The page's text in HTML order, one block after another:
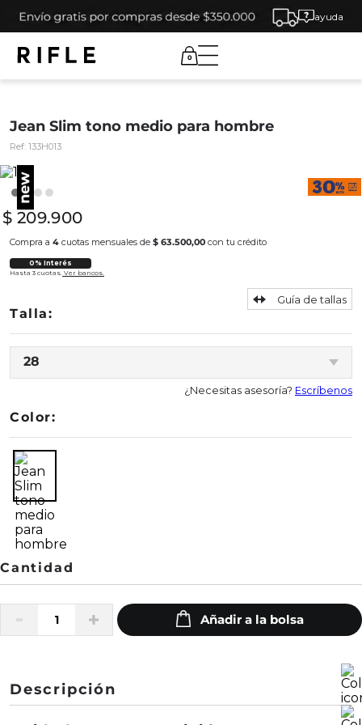
ayuda
0
Jean Slim tono medio para hombre
Ref: 133H013
$ 209.900
Compra a 4 cuotas mensuales de $ 63.500,00 con tu crédito
0% Interés
Hasta 3 cuotas. Ver bancos.
28
Guía de tallas
¿Necesitas asesoría? Escríbenos
Color:
Descripción